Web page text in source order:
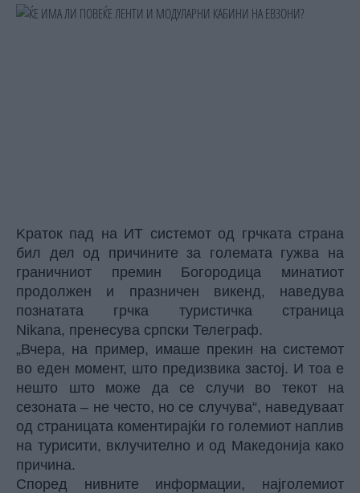
Kраток пад на ИТ системот од грчката страна
бил дел од причините за големата гужва на
граничниот премин Богородица минатиот
продолжен и празничен викенд, наведува
познатата грчка туристичка страница
Nikana, пренесува српски Телеграф.
„Вчера, на пример, имаше прекин на системот
во еден момент, што предизвика застој. И тоа е
нешто што може да се случи во текот на
сезоната – не често, но се случува“, наведуваат
од страницата коментирајќи го големиот наплив
на турисити, вклучително и од Македонија како
причина.
Според нивните информации, најголемиот